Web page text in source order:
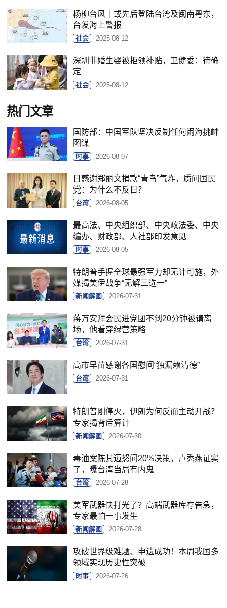
杨柳台风｜或先后登陆台湾及闽南粤东，
台发海上警报
社会 2025-08-12
深圳非婚生婴被拒领补贴，卫健委：待确
定
社会 2025-08-12
热门文章
国防部：中国军队坚决反制任何闹海挑衅
图谋
时事 2026-08-07
日感谢郑丽文捐款“青鸟”气炸，质问国民
党：为什么不反日？
台湾 2026-08-05
最高法、中央组织部、中央政法委、中央
编办、财政部、人社部印发意见
时事 2026-08-05
特朗普手握全球最强军力却无计可施，外
媒揭美伊战争“无解三选一”
新闻解画 2026-07-31
蒋万安拜会民进党团不到20分钟被请离
场，他看穿绿营策略
台湾 2026-07-31
高市早苗感谢各国慰问“独漏赖清德”
台湾 2026-07-31
特朗普刚停火，伊朗为何反而主动开战？
专家揭背后算计
新闻解画 2026-07-30
毒油案陈其迈怒问20%决策，卢秀燕证实
了，曝台湾当局有内鬼
台湾 2026-07-28
美军武器快打光了？高端武器库存告急，
专家最怕一事发生
新闻解画 2026-07-28
攻破世界级难题、申遗成功！本周我国多
领域实现历史性突破
时事 2026-07-26